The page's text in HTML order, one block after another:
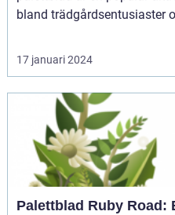
bland trädgårdsentusiaster
17 januari 2024
Palettblad Ruby Road: